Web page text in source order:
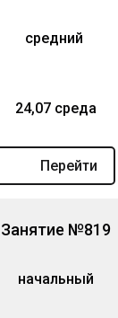
средний
24,07 среда
Перейти
Занятие №819
начальный